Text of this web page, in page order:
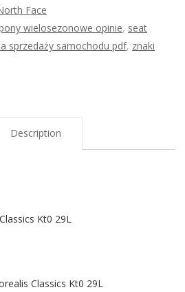
Face
wielosezonowe opinie, seat
sprzedaży samochodu pdf, znaki
Description
Kt0 29L
Classics Kt0 29L